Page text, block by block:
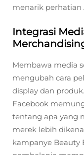
menarik perhatian
Integrasi
Membawa media
mengubah cara
display dan
Facebook
tentang apa yang
merek lebih
kampanye Beauty